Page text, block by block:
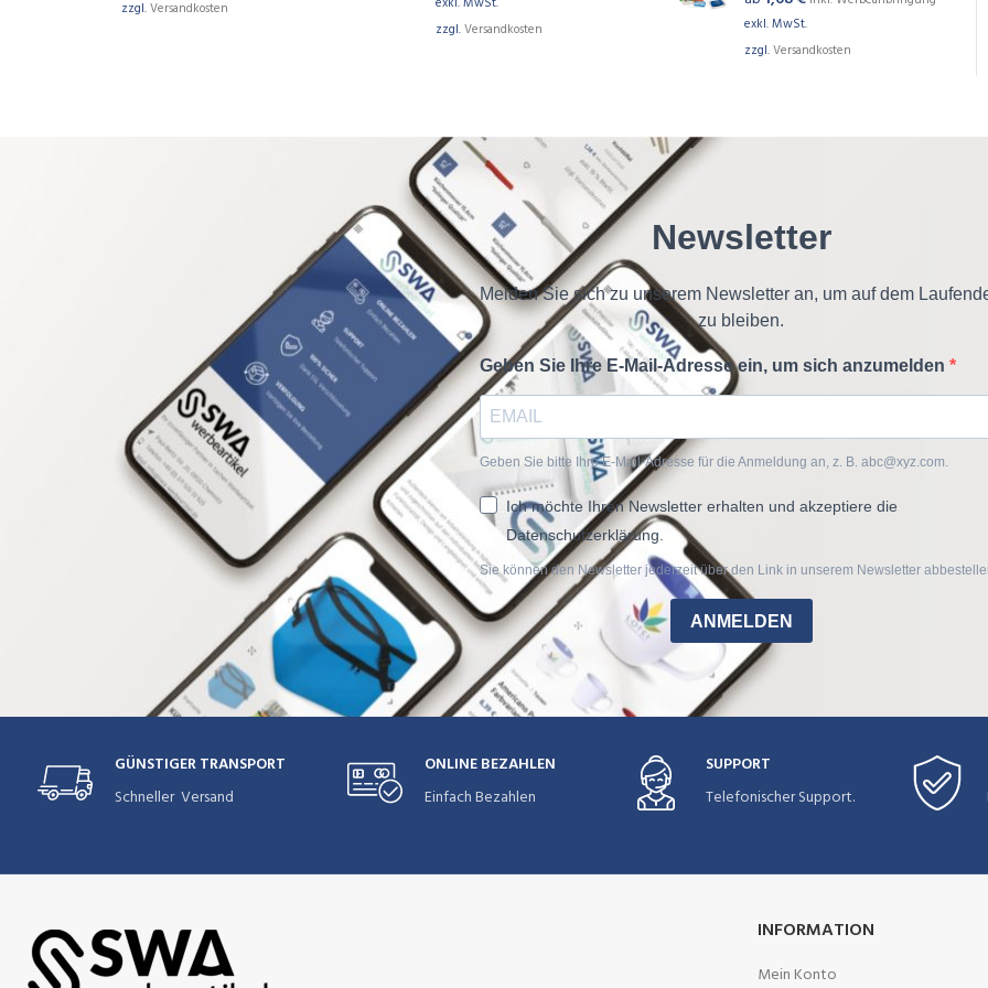
zzgl.Versandkosten
zzgl.Versandkosten
exkl. MwSt.
zzgl.Versandkosten
Newsletter
Melden Sie sich zu unserem Newsletter an, um auf dem
zu bleiben.
Geben Sie Ihre E-Mail-Adresse ein, um sich anzumelden
Geben Sie bitte Ihre E-Mail-Adresse für die Anmeldung an, z. B. abc@xyz.com.
Ich möchte Ihren Newsletter erhalten und akzeptiere die
Datenschutzerklärung.
Sie können den Newsletter jederzeit über den Link in unserem Newsletter
ANMELDEN
GÜNSTIGER TRANSPORT
Schneller Versand
ONLINE BEZAHLEN
Einfach Bezahlen
SUPPORT
Telefonischer Support.
INFORMATION
Mein Konto